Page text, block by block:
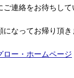
ご連絡をお待ちして
になってお帰り頂
ロー・ホームページ